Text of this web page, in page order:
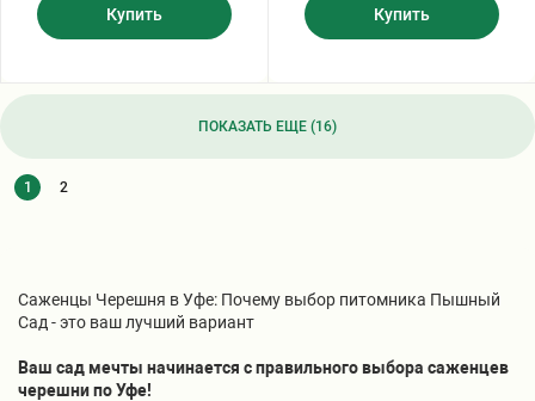
Купить Купить
ПОКАЗАТЬ ЕЩЕ (16)
1 2
Саженцы Черешня в Уфе: Почему выбор питомника Пышный
Сад - это ваш лучший вариант
Ваш сад мечты начинается с правильного выбора саженцев
черешни по Уфе!